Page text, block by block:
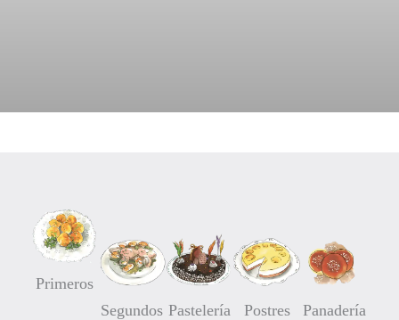
14/07/2022
Primeros
Segundos Pastelería Postres Panadería